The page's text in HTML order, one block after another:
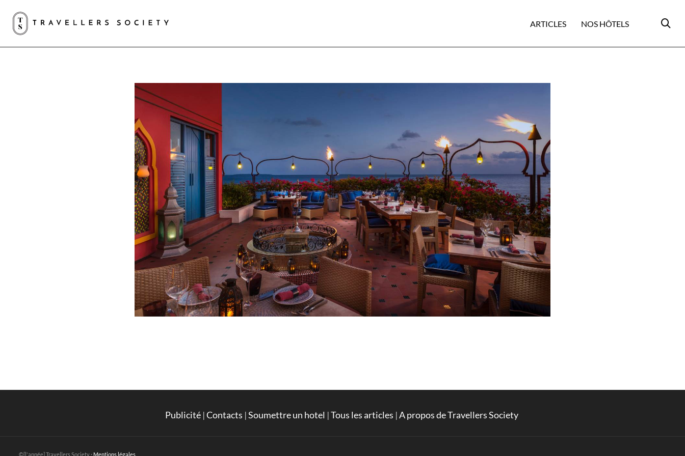
ARTICLES NOS HÔTELS
Publicité |Contacts |Soumettre un hotel |Tous les articles |A propos de Travellers Society
©[l'année] Travellers Society · Mentions légales